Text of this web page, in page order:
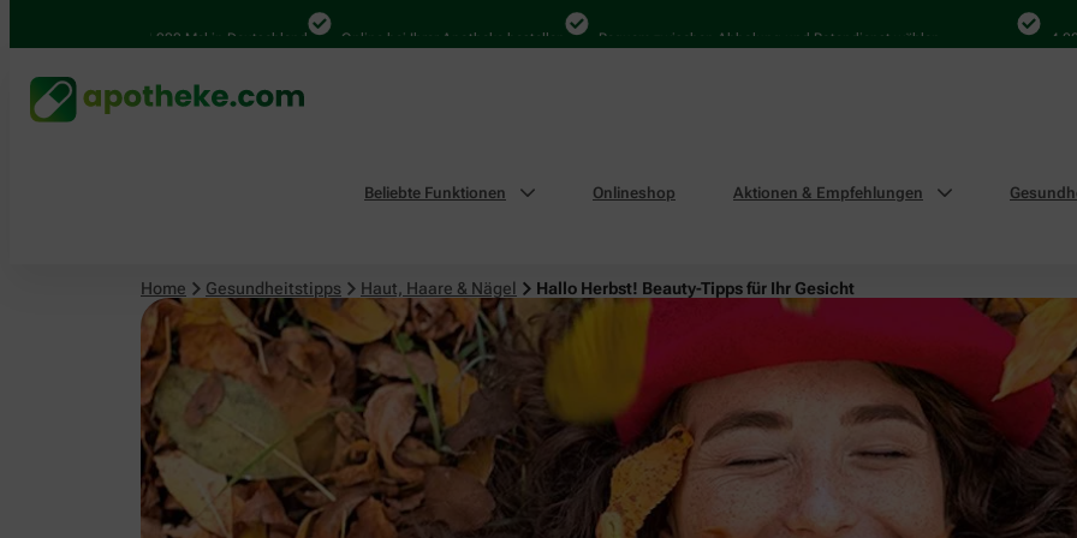
4.000 Mal in Deutschland Online bei Ihrer Apotheke bestellen Bequem zwischen Abholung und Botendienst wählen 4.000 Mal
Beliebte Funktionen Onlineshop Aktionen & Empfehlungen
Home Gesundheitstipps Haut, Haare & Nägel Hallo Herbst! Beauty-Tipps für Ihr Gesicht
Haut, Haare & Nägel